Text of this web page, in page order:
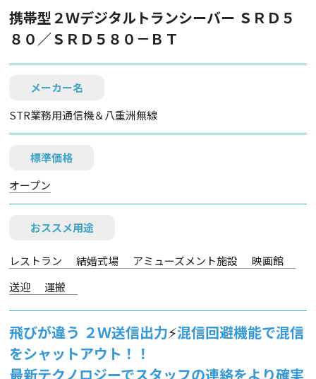
携帯型２Ｗデジタルトランシーバー ＳＲＤ５
８０／ＳＲＤ５８０－ＢＴ
メーカー名
STR業務用通信機＆八重洲無線
標準価格
オープン
おススメ用途
レストラン 結婚式場 アミューズメント施設
映画館
送迎
運搬
飛びが違う ２Ｗ送信出力⚡混信回避機能で混信
をシャットアウト！！
最新テクノロジーでスタッフの連絡をより確実